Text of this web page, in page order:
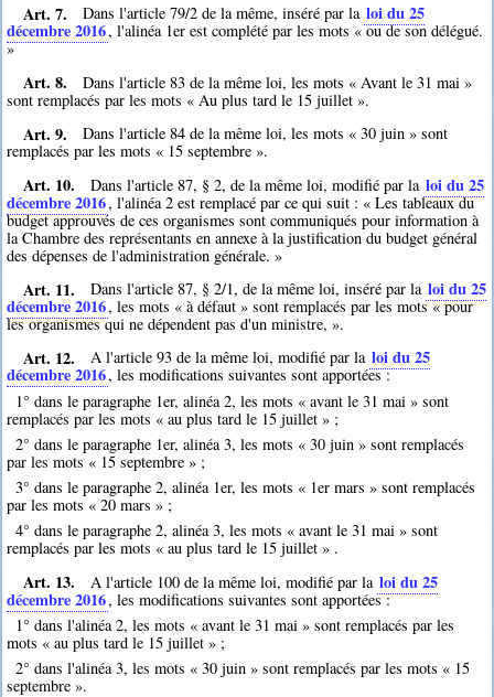
Art. 7. Dans l'article 79/2 de la même, inséré par la loi du 25
décembre 2016, l'alinéa 1er est complété par les mots « ou de son délégué.
»
Art. 8.
Dans l'article 83 de la même loi, les mots « Avant le 31 mai »
sont remplacés par les mots « Au plus tard le 15 juillet ».
Art. 9.
Dans l'article 84 de la même loi, les mots « 30 juin » sont
remplacés par les mots « 15 septembre ».
Art. 10. Dans l'article 87, § 2, de la même loi, modifié par la loi du 25
décembre 2016, l'alinéa 2 est remplacé par ce qui suit : « Les tableaux du
budget approuvés de ces organismes sont communiqués pour information à
la Chambre des représentants en annexe à la justification du budget général
des dépenses de l'administration générale. »
Art. 11. Dans l'article 87, § 2/1, de la même loi, inséré par la loi du 25
décembre 2016, les mots « à défaut » sont remplacés par les mots « pour
les organismes qui ne dépendent pas d'un ministre, ».
Art. 12. A l'article 93 de la même loi, modifié par la loi du 25
décembre 2016, les modifications suivantes sont apportées :
1° dans le paragraphe 1er, alinéa 2, les mots « avant le 31 mai » sont
remplacés par les mots « au plus tard le 15 juillet » ;
2° dans le paragraphe 1er, alinéa 3, les mots « 30 juin » sont remplacés
par les mots « 15 septembre » ;
3° dans le paragraphe 2, alinéa 1er, les mots « 1er mars » sont remplacés
par les mots « 20 mars » ;
4° dans le paragraphe 2, alinéa 3, les mots « avant le 31 mai » sont
remplacés par les mots « au plus tard le 15 juillet » .
Art. 13. A l'article 100 de la même loi, modifié par la loi du 25
décembre 2016, les modifications suivantes sont apportées :
1° dans l'alinéa 2, les mots « avant le 31 mai » sont remplacés par les
mots « au plus tard le 15 juillet » ;
2° dans l'alinéa 3, les mots « 30 juin » sont remplacés par les mots « 15
septembre ».